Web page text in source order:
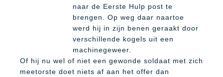
naar de Eerste Hulp post te
brengen. Op weg daar naartoe
werd hij in zijn benen geraakt door
verschillende kogels uit een
machinegeweer.
Of hij nu wel of niet een gewonde soldaat met zich
meetorste doet niets af aan het offer dan